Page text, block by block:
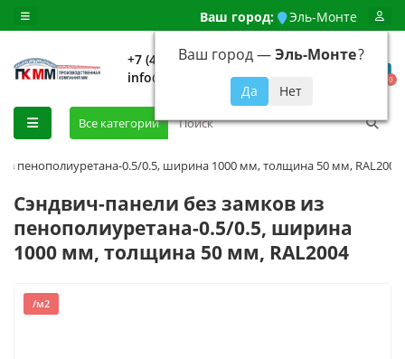
Ваш город: Эль-Монте
Ваш город —Эль-Монте?
+7 (499) 648-92-94
info@evroshtaketnikmoskva.ru
0
Все категории
пенополиуретана-0.5/0.5, ширина 1000 мм, толщина 50 мм, RAL2004
Сэндвич-панели без замков из
пенополиуретана-0.5/0.5, ширина
1000 мм, толщина 50 мм, RAL2004
/м2